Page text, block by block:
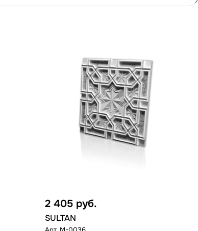
2 405 руб.
SULTAN